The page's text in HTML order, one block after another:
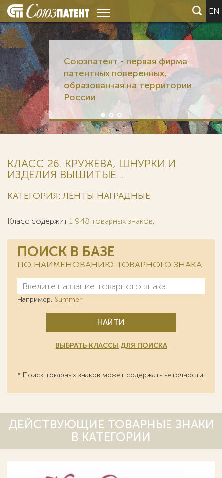
EN
Союзпатент - первая фирма
патентных поверенных,
образованная на территории
России
КЛАСС 26. КРУЖЕВА, ШНУРКИ И
ИЗДЕЛИЯ ВЫШИТЫЕ...
КАТЕГОРИЯ: ЛЕНТЫ НАГРАДНЫЕ
Класс содержит 1 948 товарных знаков.
ПОИСК В БАЗЕ
ПО НАИМЕНОВАНИЮ ТОВАРНОГО ЗНАКА
Например, Summer
НАЙТИ
ВЫБРАТЬ КЛАССЫ ДЛЯ ПОИСКА
* Поиск товарных знаков может содержать неточности.
ДЕЙСТВУЮЩИЕ ТОВАРНЫЕ ЗНАКИ
В КАТЕГОРИИ